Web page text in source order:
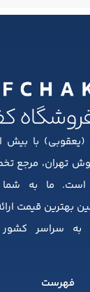
تهران، مرجع
است. ما به
بهترین قیمت
به سراسر کشور
فهرست